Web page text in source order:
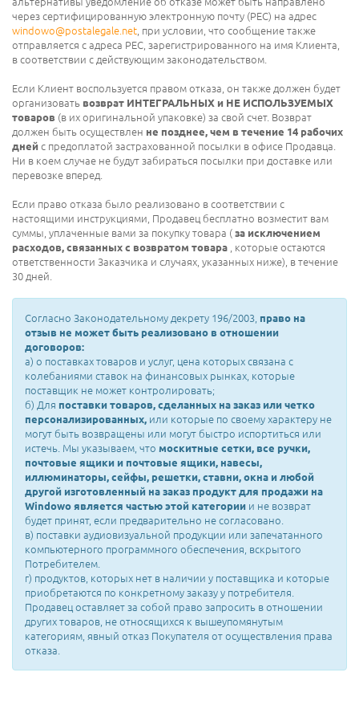
через сертифицированную электронную почту (PEC) на адрес
windowo@postalegale.net , при условии, что сообщение также
отправляется с адреса PEC, зарегистрированного на имя Клиента,
в соответствии с действующим законодательством.
Если Клиент воспользуется правом отказа, он также должен будет
организовать возврат ИНТЕГРАЛЬНЫХ и НЕ ИСПОЛЬЗУЕМЫХ
товаров (в их оригинальной упаковке) за свой счет. Возврат
должен быть осуществлен не позднее, чем в течение 14 рабочих
дней с предоплатой застрахованной посылки в офисе Продавца.
Ни в коем случае не будут забираться посылки при доставке или
перевозке вперед.
Если право отказа было реализовано в соответствии с
настоящими инструкциями, Продавец бесплатно возместит вам
суммы, уплаченные вами за покупку товара ( за исключением
расходов, связанных с возвратом товара , которые остаются
ответственности Заказчика и случаях, указанных ниже), в течение
30 дней.
Согласно Законодательному декрету 196/2003, право на
отзыв не может быть реализовано в отношении
договоров:
а) о поставках товаров и услуг, цена которых связана с
колебаниями ставок на финансовых рынках, которые
поставщик не может контролировать;
б) Для поставки товаров, сделанных на заказ или четко
персонализированных, или которые по своему характеру не
могут быть возвращены или могут быстро испортиться или
истечь. Мы указываем, что москитные сетки, все ручки,
почтовые ящики и почтовые ящики, навесы,
иллюминаторы, сейфы, решетки, ставни, окна и любой
другой изготовленный на заказ продукт для продажи на
Windowo является частью этой категории и не возврат
будет принят, если предварительно не согласовано.
в) поставки аудиовизуальной продукции или запечатанного
компьютерного программного обеспечения, вскрытого
Потребителем.
г) продуктов, которых нет в наличии у поставщика и которые
приобретаются по конкретному заказу у потребителя.
Продавец оставляет за собой право запросить в отношении
других товаров, не относящихся к вышеупомянутым
категориям, явный отказ Покупателя от осуществления права
отказа.